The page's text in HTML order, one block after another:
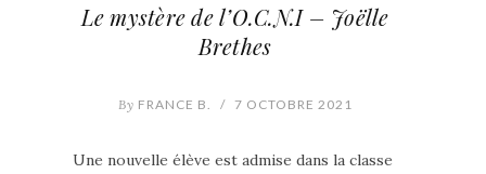
Le mystère de l’O.C.N.I – Joëlle
Brethes
By FRANCE B. / 7 OCTOBRE 2021
Une nouvelle élève est admise dans la classe